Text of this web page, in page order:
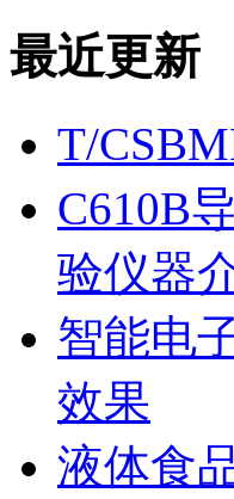
最近更新
T/
C610B
验仪器
智能电
效果
液体食